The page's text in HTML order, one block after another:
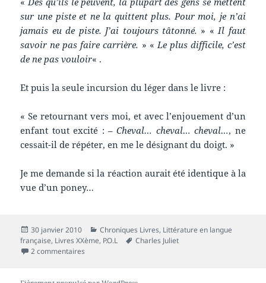
sur une piste et ne la quittent plus. Pour moi, je n’ai
jamais eu de piste. J’ai toujours tâtonné. » « Il faut
savoir ne pas faire carrière. » « Le plus difficile, c’est
de ne pas vouloir« .
Et puis la seule incursion du léger dans le livre :
« Se retournant vers moi, et avec l’enjouement d’un
enfant tout excité : –Cheval… cheval… cheval…, ne
cessait-il de répéter, en me le désignant du doigt. »
Je me demande si la réaction aurait été identique à la
vue d’un poney…
Publié
le
30 janvier 2010 Catégories
Chroniques Livres, Littérature en langue
française, Livres XXème, P.O.L
Mots-
Charles Juliet
2 commentaires